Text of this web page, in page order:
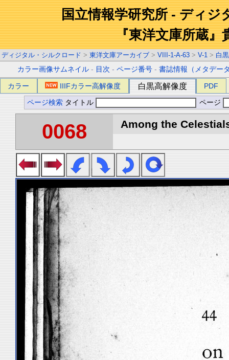
国立情報学研究所 - ディジ
『東洋文庫所蔵』
ディジタル・シルクロード > 東洋文庫アーカイブ > VIII-1-A-63 > V-1 > 白
カラー画像サムネイル - 目次 -ページ番号 -書誌情報（メタデー
カラー IIIFカラー高解像度 白黒高解像度 PDF
ページ検索 タイトル ページ
0068 Among the